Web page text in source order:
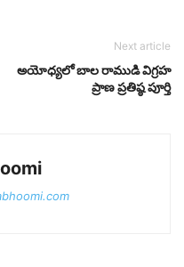
Next article
అయోధ్యలో బాల రాముడి విగ్రహ
ప్రాణ ప్రతిష్ఠ పూర్తి